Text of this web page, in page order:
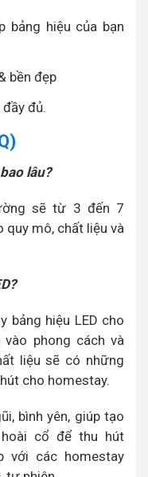
hiệu của bạn
bền đẹp
đủ.
lâu?
sẽ từ 3 đến 7
quy mô, chất liệu và
bảng hiệu LED cho
phong cách và
liệu sẽ có những
cho homestay.
bình yên, giúp tạo
cổ để thu hút
với các homestay